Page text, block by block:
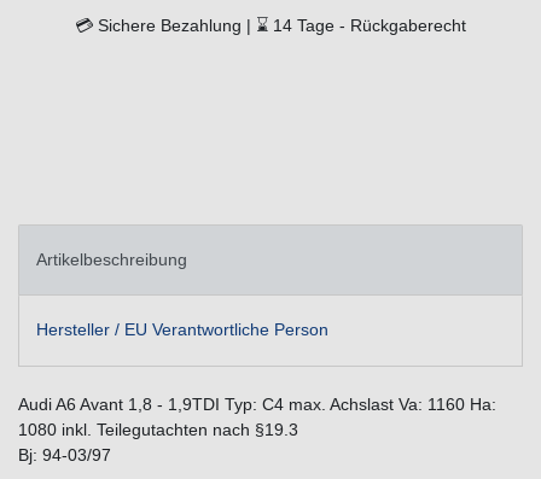
💳 Sichere Bezahlung | ⌛ 14 Tage - Rückgaberecht
Artikelbeschreibung
Hersteller / EU Verantwortliche Person
Audi A6 Avant 1,8 - 1,9TDI Typ: C4 max. Achslast Va: 1160 Ha:
1080 inkl. Teilegutachten nach §19.3
Bj: 94-03/97